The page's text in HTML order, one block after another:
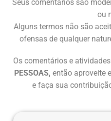
Seus comentários são
ou
Alguns termos não são
ofensas de qualquer
Os comentários e
PESSOAS, então aproveite
e faça sua